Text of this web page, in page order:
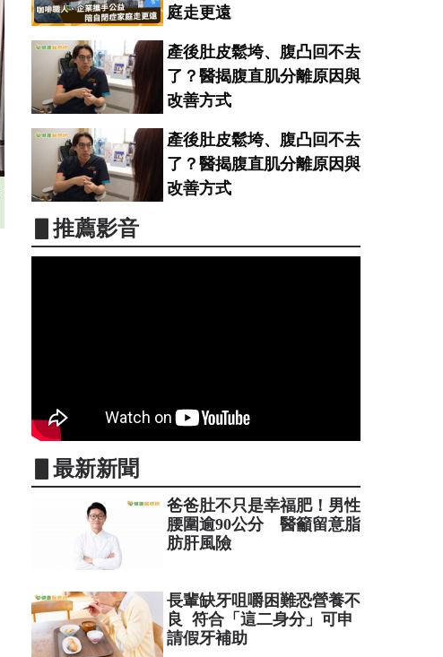
庭走更遠
產後肚皮鬆垮、腹凸回不去
了？醫揭腹直肌分離原因與
改善方式
產後肚皮鬆垮、腹凸回不去
了？醫揭腹直肌分離原因與
改善方式
▋推薦影音
▋最新新聞
爸爸肚不只是幸福肥！男性
腰圍逾90公分 醫籲留意脂
肪肝風險
長輩缺牙咀嚼困難恐營養不
良 符合「這二身分」可申
請假牙補助